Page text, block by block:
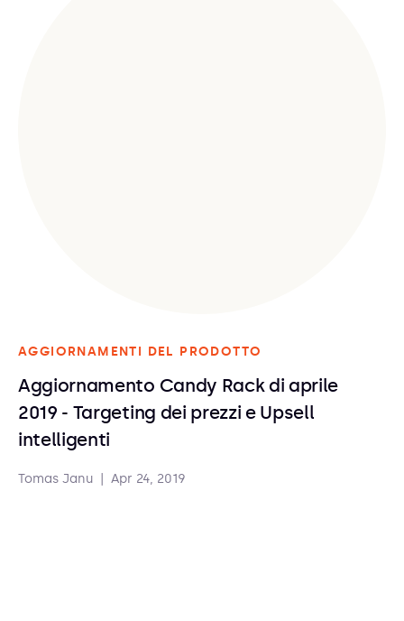
AGGIORNAMENTI DEL PRODOTTO
Aggiornamento Candy Rack di aprile
2019 - Targeting dei prezzi e Upsell
intelligenti
Tomas Janu Apr 24, 2019